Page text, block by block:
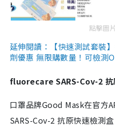
點擊圖
延伸閱讀：【快速測試套裝
劑優惠 無限購數量！可檢測
fluorecare SARS-Cov-2 抗
口罩品牌Good Mask在官方
SARS-Cov-2 抗原快速檢測